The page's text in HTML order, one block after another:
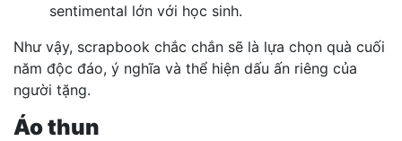
sentimental lớn với học sinh.
Như vậy, scrapbook chắc chắn sẽ là lựa chọn quà cuối
năm độc đáo, ý nghĩa và thể hiện dấu ấn riêng của
người tặng.
Áo thun